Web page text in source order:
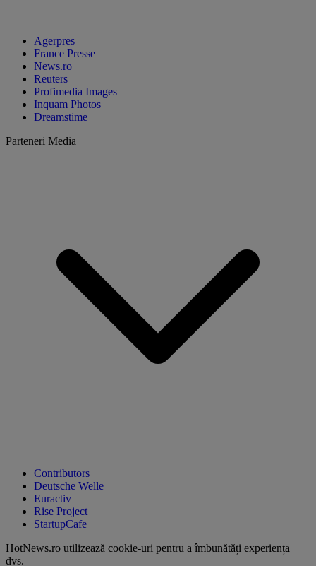
Agerpres
France Presse
News.ro
Reuters
Profimedia Images
Inquam Photos
Dreamstime
Parteneri Media
Contributors
Deutsche Welle
Euractiv
Rise Project
StartupCafe
HotNews.ro utilizează cookie-uri pentru a îmbunătăți experiența
dvs.